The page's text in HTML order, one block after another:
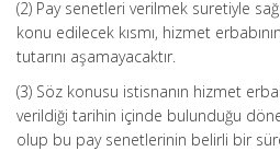
(2) Pay senetleri verilmek suretiyle
konu edilecek kısmı, hizmet
tutarını aşamayacaktır.
(3) Söz konusu istisnanın hizmet
verildiği tarihin içinde bulunduğu
olup bu pay senetlerinin belirli bir